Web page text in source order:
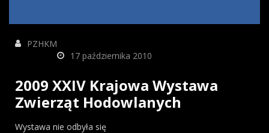
PZHKM
17 października 2010
2009 XXIV Krajowa Wystawa
Zwierząt Hodowlanych
Wystawa nie odbyła się